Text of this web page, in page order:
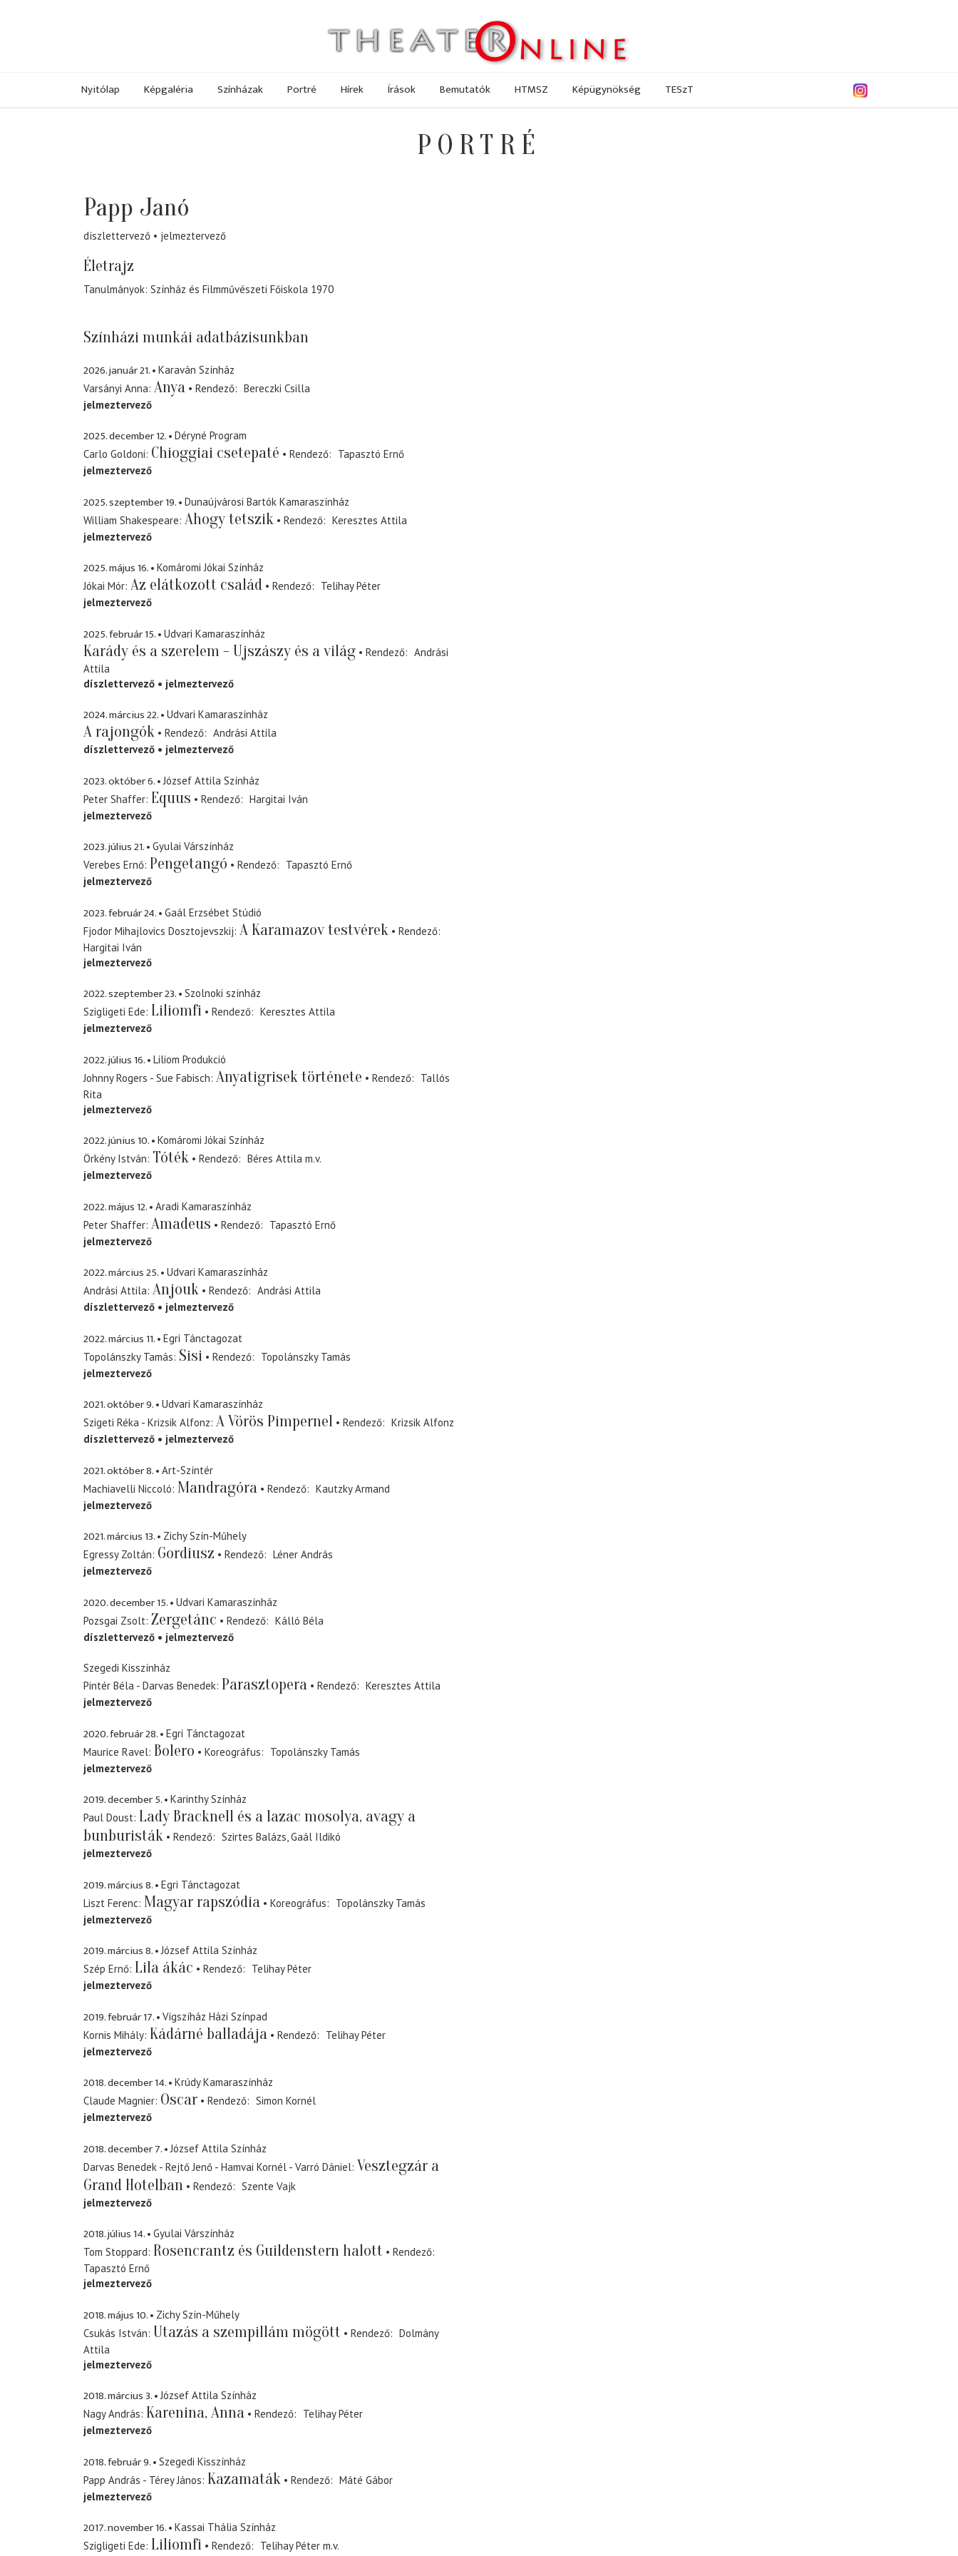
Nyitólap Képgaléria Színházak Portré Hírek Írások Bemutatók HTMSZ Képügynökség TESzT
PORTRÉ
Papp Janó
díszlettervező jelmeztervező
Életrajz
Tanulmányok: Színház és Filmművészeti Főiskola 1970
Színházi munkái adatbázisunkban
2026. január 21.
Karaván Színház
Varsányi Anna Anya Rendező
Bereczki Csilla
jelmeztervező
2025. december 12.
Déryné Program
Carlo Goldoni Chioggiai csetepaté Rendező
Tapasztó Ernő
jelmeztervező
2025. szeptember 19.
Dunaújvárosi Bartók Kamaraszínház
William Shakespeare Ahogy tetszik Rendező
Keresztes Attila
jelmeztervező
2025. május 16.
Komáromi Jókai Színház
Jókai Mór Az elátkozott család Rendező
Telihay Péter
jelmeztervező
2025. február 15. Udvari Kamaraszínház
Karády és a szerelem - Ujszászy és a világ Rendező
Andrási
Attila
díszlettervező
jelmeztervező
2024. március 22. Udvari Kamaraszínház
A rajongók Rendező
Andrási Attila
díszlettervező
jelmeztervező
2023. október 6.
József Attila Színház
Peter Shaffer Equus Rendező
Hargitai Iván
jelmeztervező
2023. július 21.
Gyulai Várszínház
Verebes Ernő Pengetangó Rendező
Tapasztó Ernő
jelmeztervező
2023. február 24.
Gaál Erzsébet Stúdió
Fjodor Mihajlovics Dosztojevszkij A Karamazov testvérek
Rendező
Hargitai Iván
jelmeztervező
2022. szeptember 23.
Szolnoki színház
Szigligeti Ede Liliomfi Rendező
Keresztes Attila
jelmeztervező
2022. július 16.
Liliom Produkció
Johnny Rogers - Sue Fabisch Anyatigrisek története Rendező
Tallós
Rita
jelmeztervező
2022. június 10.
Komáromi Jókai Színház
Örkény István Tóték Rendező Béres Attila m.v.
jelmeztervező
2022. május 12.
Aradi Kamaraszínház
Peter Shaffer Amadeus Rendező
Tapasztó Ernő
jelmeztervező
2022. március 25.
Udvari Kamaraszínház
Andrási Attila Anjouk Rendező
Andrási Attila
díszlettervező
jelmeztervező
2022. március 11.
Egri Tánctagozat
Topolánszky Tamás Sisi Rendező
Topolánszky Tamás
jelmeztervező
2021. október 9.
Udvari Kamaraszínház
Szigeti Réka - Krizsik Alfonz A Vörös Pimpernel Rendező
Krizsik Alfonz
díszlettervező
jelmeztervező
2021. október 8.
Art-Színtér
Machiavelli Niccoló Mandragóra Rendező
Kautzky Armand
jelmeztervező
2021. március 13.
Zichy Szín-Műhely
Egressy Zoltán Gordiusz Rendező
Léner András
jelmeztervező
2020. december 15.
Udvari Kamaraszínház
Pozsgai Zsolt Zergetánc Rendező
Kálló Béla
díszlettervező
jelmeztervező
Szegedi Kisszínház
Pintér Béla - Darvas Benedek Parasztopera Rendező
Keresztes Attila
jelmeztervező
2020. február 28.
Egri Tánctagozat
Maurice Ravel Bolero Koreográfus
Topolánszky Tamás
jelmeztervező
2019. december 5.
Karinthy Színház
Paul Doust Lady Bracknell és a lazac mosolya, avagy a
bunburisták
Rendező Szirtes Balázs Gaál Ildikó
jelmeztervező
2019. március 8.
Egri Tánctagozat
Liszt Ferenc Magyar rapszódia Koreográfus
Topolánszky Tamás
jelmeztervező
2019. március 8.
József Attila Színház
Szép Ernő Lila ákác Rendező
Telihay Péter
jelmeztervező
2019. február 17.
Vígszíház Házi Színpad
Kornis Mihály Kádárné balladája Rendező
Telihay Péter
jelmeztervező
2018. december 14.
Krúdy Kamaraszínház
Claude Magnier Oscar Rendező
Simon Kornél
jelmeztervező
2018. december 7.
József Attila Színház
Darvas Benedek - Rejtő Jenő - Hamvai Kornél - Varró Dániel Vesztegzár a
Grand Hotelban
Rendező
Szente Vajk
jelmeztervező
2018. július 14.
Gyulai Várszínház
Tom Stoppard Rosencrantz és Guildenstern halott
Rendező
Tapasztó Ernő
jelmeztervező
2018. május 10.
Zichy Szín-Műhely
Csukás István Utazás a szempillám mögött Rendező
Dolmány
Attila
jelmeztervező
2018. március 3.
József Attila Színház
Nagy András Karenina, Anna Rendező
Telihay Péter
jelmeztervező
2018. február 9.
Szegedi Kisszínház
Papp András - Térey János Kazamaták Rendező
Máté Gábor
jelmeztervező
2017. november 16.
Kassai Thália Színház
Szigligeti Ede Liliomfi Rendező Telihay Péter m.v.